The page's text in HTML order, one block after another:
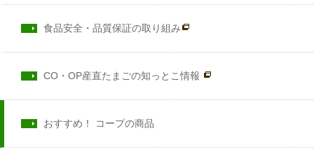
食品安全・品質保証の取り組み
CO・OP産直たまごの知っとこ情報
おすすめ！ コープの商品